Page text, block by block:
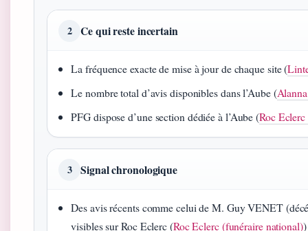
2 Ce qui reste incertain
La fréquence exacte de mise à jour de chaque site (
Le nombre total d’avis disponibles dans l’Aube (
PFG dispose d’une section dédiée à l’Aube (Roc
3 Signal chronologique
Des avis récents comme celui de M. Guy VENET
visibles sur Roc Eclerc (Roc Eclerc (funéraire national))